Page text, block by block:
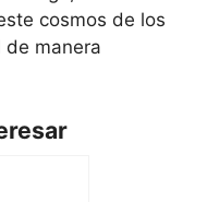
cosmos de los
de manera